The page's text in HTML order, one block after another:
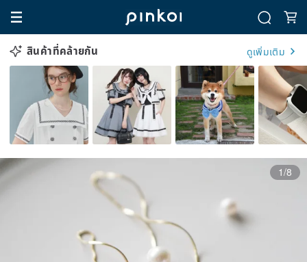
สินค้าที่คล้ายกัน ดูเพิ่มเติม
1/8